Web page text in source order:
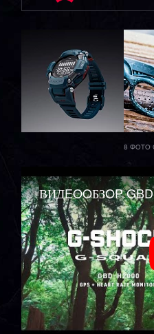
8 ФОТО
ВИДEOOБЗOP